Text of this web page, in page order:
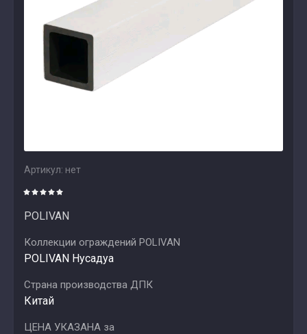
Артикул: нет
POLIVAN
Коллекции ограждений POLIVAN
POLIVAN Нусадуа
Страна производства ДПК
Китай
ЦЕНА УКАЗАНА за